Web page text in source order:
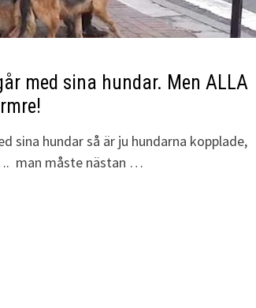
med sina hundar. Men ALLA
sina hundar så är ju hundarna kopplade,
man måste nästan …